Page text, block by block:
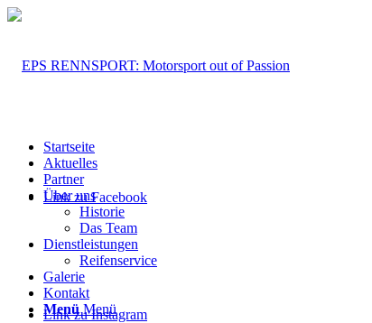
Link zu Facebook
Link zu Instagram
Startseite
Aktuelles
Partner
Über uns
Historie
Das Team
Dienstleistungen
Reifenservice
Galerie
Kontakt
Menü Menü